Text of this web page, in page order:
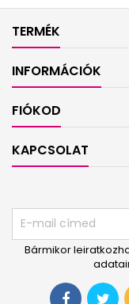
TERMÉK
INFORMÁCIÓK
FIÓKOD
KAPCSOLAT
Bármikor